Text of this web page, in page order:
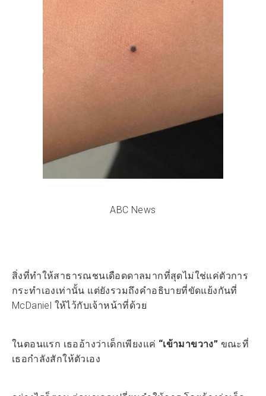
ABC News
สิ่งที่ทำให้สาธารณชนเดือดดาลมากที่สุดไม่ใช่แค่ตัวการ
กระทำเองเท่านั้น แต่ยังรวมถึงคำอธิบายที่ขัดแย้งกันที่
McDaniel ให้ไว้กับเจ้าหน้าที่ด้วย
ในตอนแรก เธออ้างว่าเด็กเพียงแค่ “เข้ามาขวาง” ขณะที่
เธอกำลังสักให้ตัวเอง